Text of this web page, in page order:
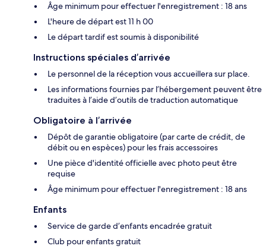
Âge minimum pour effectuer l'enregistrement : 18 ans
L'heure de départ est 11 h 00
Le départ tardif est soumis à disponibilité
Instructions spéciales d’arrivée
Le personnel de la réception vous accueillera sur place.
Les informations fournies par l’hébergement peuvent être
traduites à l’aide d’outils de traduction automatique
Obligatoire à l’arrivée
Dépôt de garantie obligatoire (par carte de crédit, de
débit ou en espèces) pour les frais accessoires
Une pièce d'identité officielle avec photo peut être
requise
Âge minimum pour effectuer l'enregistrement : 18 ans
Enfants
Service de garde d’enfants encadrée gratuit
Club pour enfants gratuit